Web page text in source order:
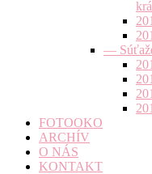
—
FOTOOKO
ARCHÍV
O NÁS
KONTAKT